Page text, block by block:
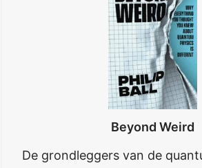
Beyond Weird
De grondleggers van de